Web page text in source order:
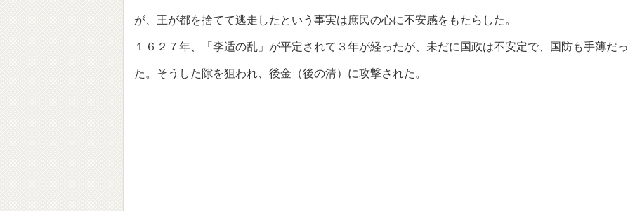
が、王が都を捨てて逃走したという事実は庶民の心に不安感をもたらした。
１６２７年、「李适の乱」が平定されて３年が経ったが、未だに国政は不安定で、国防も手薄だっ
た。そうした隙を狙われ、後金（後の清）に攻撃された。